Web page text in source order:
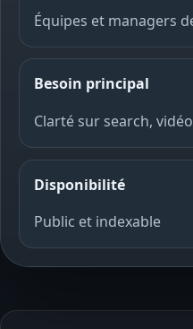
Équipes et managers
Besoin principal
Clarté sur search,
Disponibilité
Public et indexable